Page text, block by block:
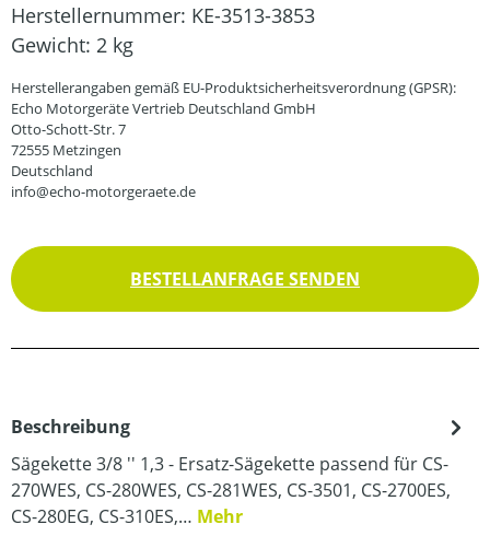
Herstellernummer: KE-3513-3853
Gewicht: 2 kg
Herstellerangaben gemäß EU-Produktsicherheitsverordnung (GPSR):
Echo Motorgeräte Vertrieb Deutschland GmbH
Otto-Schott-Str. 7
72555 Metzingen
Deutschland
info@echo-motorgeraete.de
BESTELLANFRAGE SENDEN
Beschreibung
Sägekette 3/8 '' 1,3 - Ersatz-Sägekette passend für CS-
270WES, CS-280WES, CS-281WES, CS-3501, CS-2700ES,
CS-280EG, CS-310ES,… Mehr